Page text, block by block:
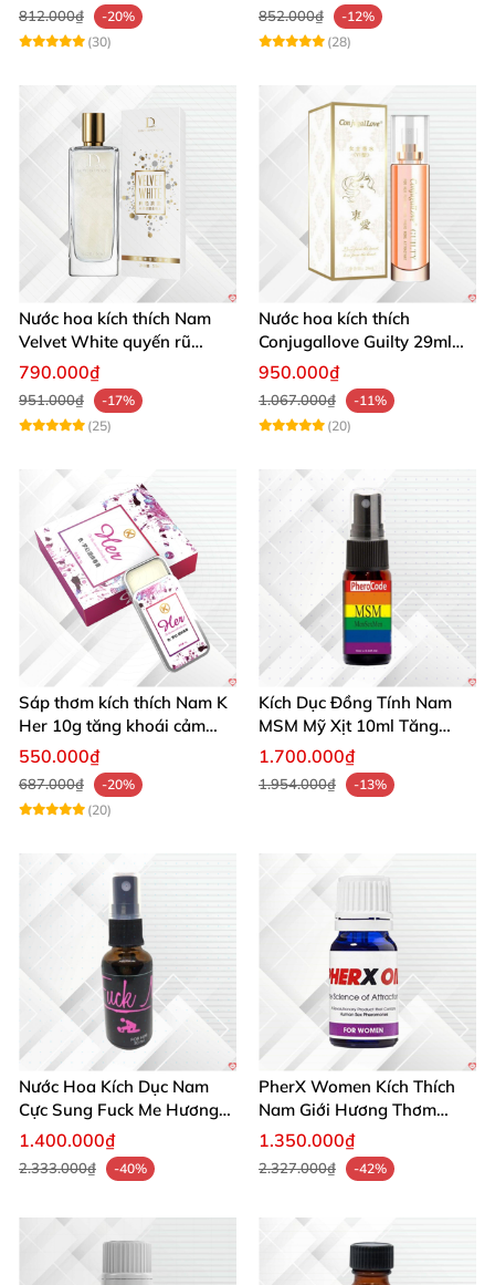
812.000₫
-20%
(30)
852.000₫
-12%
(28)
Nước hoa kích thích Nam
Velvet White quyến rũ
mạnh chai lớn
790.000₫
951.000₫
-17%
(25)
Nước hoa kích thích
Conjugallove Guilty 29ml
Pheromone Tăng khoái cảm
950.000₫
1.067.000₫
-11%
(20)
Sáp thơm kích thích Nam K
Her 10g tăng khoái cảm
phái mạnh
550.000₫
687.000₫
-20%
(20)
Kích Dục Đồng Tính Nam
MSM Mỹ Xịt 10ml Tăng
Ham Muốn Gay
1.700.000₫
1.954.000₫ -13%
Nước Hoa Kích Dục Nam
Cực Sung Fuck Me Hương
Thơm Gợi Tình
1.400.000₫
2.333.000₫ -40%
PherX Women Kích Thích
Nam Giới Hương Thơm
Quyến Rũ Độc Quyền
1.350.000₫
2.327.000₫ -42%